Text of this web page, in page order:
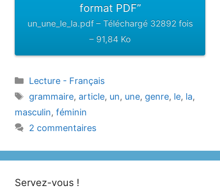
format PDF”
un_une_le_la.pdf – Téléchargé 32892 fois
– 91,84 Ko
Catégories
Lecture - Français
Étiquettes
grammaire, article, un, une, genre, le, la,
masculin, féminin
2 commentaires
Servez-vous !